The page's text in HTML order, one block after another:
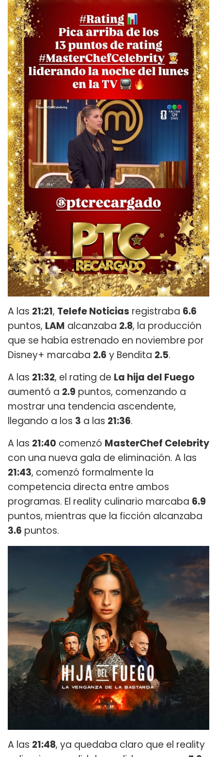
A las 21:21, Telefe Noticias registraba 6.6
puntos, LAM alcanzaba 2.8, la producción
que se había estrenado en noviembre por
Disney+ marcaba 2.6 y Bendita 2.5.
A las 21:32, el rating de La hija del Fuego
aumentó a 2.9 puntos, comenzando a
mostrar una tendencia ascendente,
llegando a los 3 a las 21:36.
A las 21:40 comenzó MasterChef Celebrity
con una nueva gala de eliminación. A las
21:43, comenzó formalmente la
competencia directa entre ambos
programas. El reality culinario marcaba 6.9
puntos, mientras que la ficción alcanzaba
3.6 puntos.
A las 21:48, ya quedaba claro que el reality